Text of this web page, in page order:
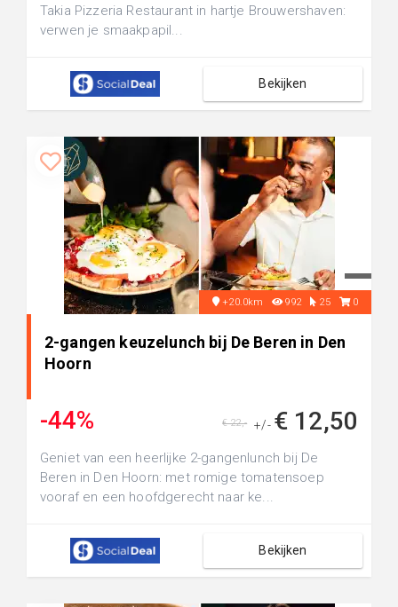
Takia Pizzeria Restaurant in hartje Brouwershaven:
verwen je smaakpapil...
Bekijken
+20.0km 992 25 0
2-gangen keuzelunch bij De Beren in Den
Hoorn
-44% +/- € 12,50
€ 22,-
Geniet van een heerlijke 2-gangenlunch bij De
Beren in Den Hoorn: met romige tomatensoep
vooraf en een hoofdgerecht naar ke...
Bekijken